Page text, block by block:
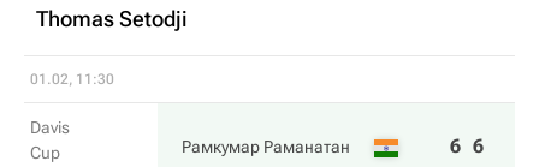
Thomas Setodji
01.02, 11:30
Davis
Cup
Рамкумар Раманатан 6 6